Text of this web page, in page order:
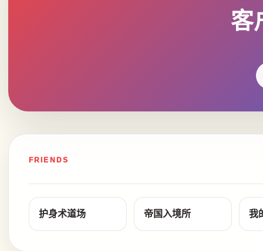
客
FRIENDS
护身术道场 帝国入境所 我